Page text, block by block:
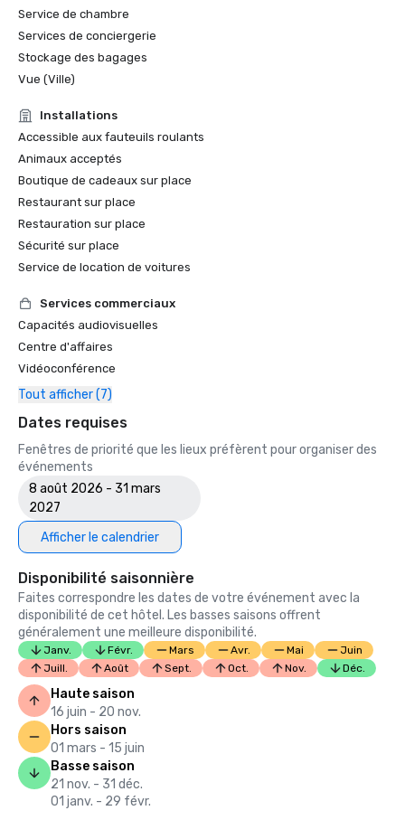
Service de chambre
Services de conciergerie
Stockage des bagages
Vue (Ville)
Installations
Accessible aux fauteuils roulants
Animaux acceptés
Boutique de cadeaux sur place
Restaurant sur place
Restauration sur place
Sécurité sur place
Service de location de voitures
Services commerciaux
Capacités audiovisuelles
Centre d'affaires
Vidéoconférence
Tout afficher (7)
Dates requises
Fenêtres de priorité que les lieux préfèrent pour organiser des
événements
8 août 2026 - 31 mars
2027
Afficher le calendrier
Disponibilité saisonnière
Faites correspondre les dates de votre événement avec la
disponibilité de cet hôtel. Les basses saisons offrent
généralement une meilleure disponibilité.
Janv. Févr. Mars Avr. Mai
Juin
Juill.
Août Sept. Oct. Nov. Déc.
Haute saison
16 juin - 20 nov.
Hors saison
01 mars - 15 juin
Basse saison
21 nov. - 31 déc.
01 janv. - 29 févr.